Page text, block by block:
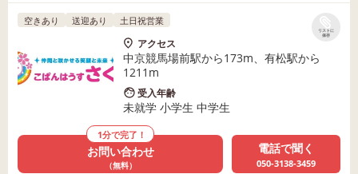
リストに
保存
空きあり 送迎あり 土日祝営業
アクセス
中京競馬場前駅から173m、有松駅から
1211m
受入年齢
未就学 小学生 中学生
1分で完了！
お問い合わせ
（無料）
電話で聞く
050-3138-3459